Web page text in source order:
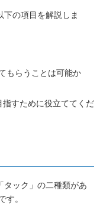
の項目を解説しま
もらうことは可能か
すために役立ててくだ
タック」の二種類があ
す。